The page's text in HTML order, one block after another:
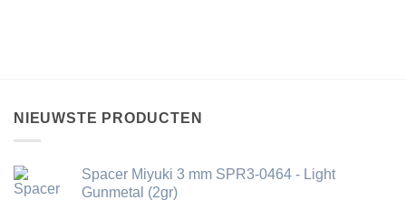
NIEUWSTE PRODUCTEN
Spacer Miyuki 3 mm SPR3-0464 - Light
Gunmetal (2gr)